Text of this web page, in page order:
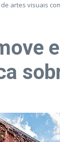
artes visuais